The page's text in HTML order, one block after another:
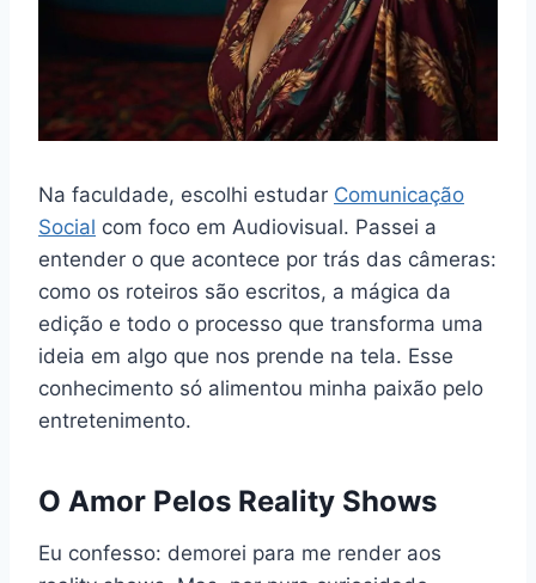
Na faculdade, escolhi estudar Comunicação
Social com foco em Audiovisual. Passei a
entender o que acontece por trás das câmeras:
como os roteiros são escritos, a mágica da
edição e todo o processo que transforma uma
ideia em algo que nos prende na tela. Esse
conhecimento só alimentou minha paixão pelo
entretenimento.
O Amor Pelos Reality Shows
Eu confesso: demorei para me render aos